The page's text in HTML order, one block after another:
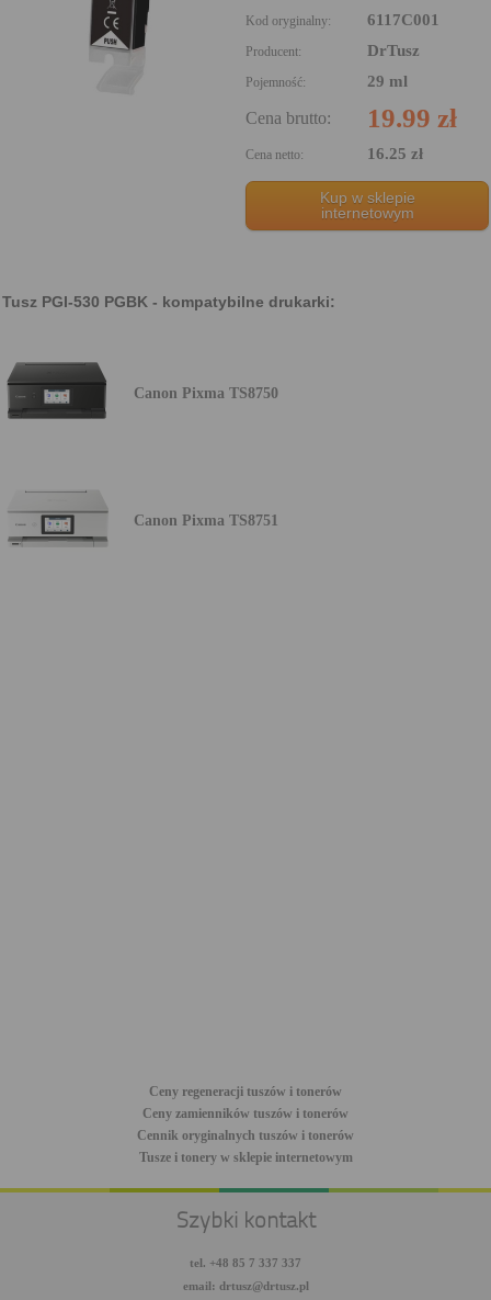
Kod oryginalny: 6117C001
Producent: DrTusz
Pojemność: 29 ml
Cena brutto: 19.99 zł
Cena netto: 16.25 zł
Kup w sklepie
internetowym
Tusz PGI-530 PGBK - kompatybilne drukarki:
Canon Pixma TS8750
Canon Pixma TS8751
Ceny regeneracji tuszów i tonerów
Ceny zamienników tuszów i tonerów
Cennik oryginalnych tuszów i tonerów
Tusze i tonery w sklepie internetowym
Szybki kontakt
tel. +48 85 7 337 337
email: drtusz@drtusz.pl